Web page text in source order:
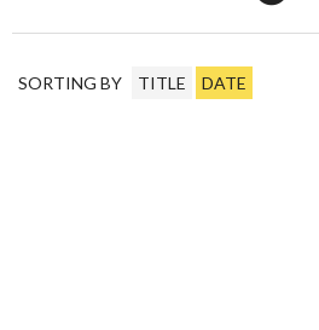
SORTING BY TITLE DATE